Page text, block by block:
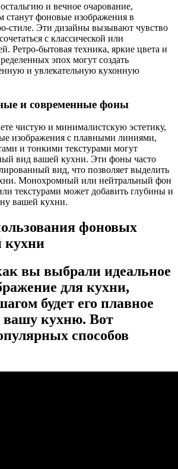
и вечное очарование,
станут фоновые изображения в
стиле. Эти дизайны вызывают чувство
с классической или
Ретро-бытовая техника, яркие цвета и
эпох могут создать
и увлекательную кухонную
и современные фоны
чистую и минималистскую эстетику,
изображения с плавными линиями,
и тонкими текстурами могут
вид вашей кухни. Эти фоны часто
вид, что позволяет выделить
Монохромный или нейтральный фон
текстурами может добавить глубины и
вашей кухни.
фоновых
кухни
вы выбрали идеальное
для кухни,
будет его плавное
вашу кухню. Вот
способов